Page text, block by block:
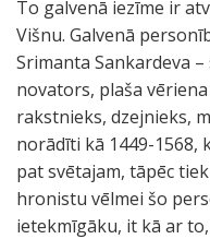
To galvenā iezīme ir
Višnu. Galvenā
Srimanta Sankardeva
novators, plaša
rakstnieks, dzejnieks,
norādīti kā 1449-1568,
pat svētajam, tāpēc
hronistu vēlmei šo
ietekmīgāku, it kā ar